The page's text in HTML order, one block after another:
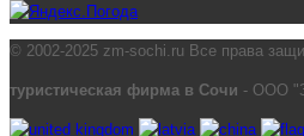
© 2002-2025 zm-sochi.ru Все права
туристическая фирма в Сочи - ООО